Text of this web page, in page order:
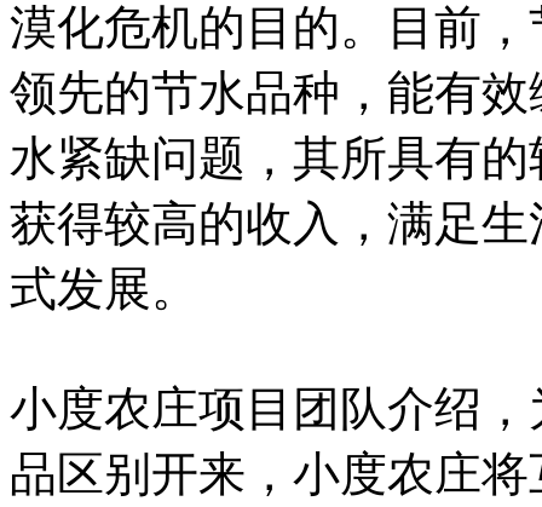
漠化危机的目的。目前
领先的节水品种，能有
水紧缺问题，其所具有
获得较高的收入，满足
式发展。
小度农庄项目团队介绍
品区别开来，小度农庄